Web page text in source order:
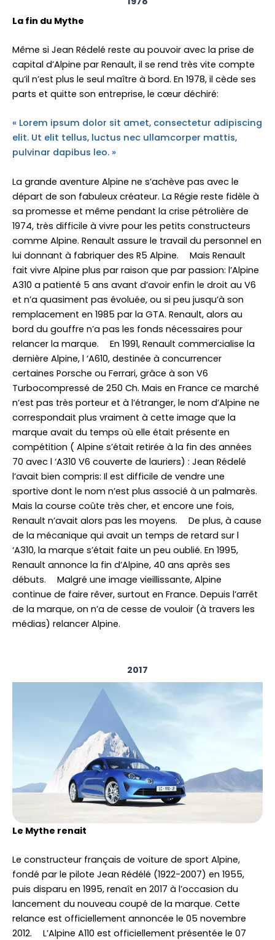
La fin du Mythe
Même si Jean Rédelé reste au pouvoir avec la prise de
capital d’Alpine par Renault, il se rend très vite compte
qu’il n’est plus le seul maître à bord. En 1978, il cède ses
parts et quitte son entreprise, le cœur déchiré:
« Lorem ipsum dolor sit amet, consectetur adipiscing
elit. Ut elit tellus, luctus nec ullamcorper mattis,
pulvinar dapibus leo. »
La grande aventure Alpine ne s’achève pas avec le
départ de son fabuleux créateur. La Régie reste fidèle à
sa promesse et même pendant la crise pétrolière de
1974, très difficile à vivre pour les petits constructeurs
comme Alpine. Renault assure le travail du personnel en
lui donnant à fabriquer des R5 Alpine. Mais Renault
fait vivre Alpine plus par raison que par passion: l’Alpine
A310 a patienté 5 ans avant d’avoir enfin le droit au V6
et n’a quasiment pas évoluée, ou si peu jusqu’à son
remplacement en 1985 par la GTA. Renault, alors au
bord du gouffre n’a pas les fonds nécessaires pour
relancer la marque. En 1991, Renault commercialise la
dernière Alpine, l ‘A610, destinée à concurrencer
certaines Porsche ou Ferrari, grâce à son V6
Turbocompressé de 250 Ch. Mais en France ce marché
n’est pas très porteur et à l’étranger, le nom d’Alpine ne
correspondait plus vraiment à cette image que la
marque avait du temps où elle était présente en
compétition ( Alpine s’était retirée à la fin des années
70 avec l ‘A310 V6 couverte de lauriers) : Jean Rédelé
l’avait bien compris: Il est difficile de vendre une
sportive dont le nom n’est plus associé à un palmarès.
Mais la course coûte très cher, et encore une fois,
Renault n’avait alors pas les moyens. De plus, à cause
de la mécanique qui avait un temps de retard sur l
‘A310, la marque s’était faite un peu oublié. En 1995,
Renault annonce la fin d’Alpine, 40 ans après ses
débuts. Malgré une image vieillissante, Alpine
continue de faire rêver, surtout en France. Depuis l’arrêt
de la marque, on n’a de cesse de vouloir (à travers les
médias) relancer Alpine.
2017
Le Mythe renait
Le constructeur français de voiture de sport Alpine,
fondé par le pilote Jean Rédélé (1922-2007) en 1955,
puis disparu en 1995, renaît en 2017 à l’occasion du
lancement du nouveau coupé de la marque. Cette
relance est officiellement annoncée le 05 novembre
2012. L’Alpine A110 est officiellement présentée le 07